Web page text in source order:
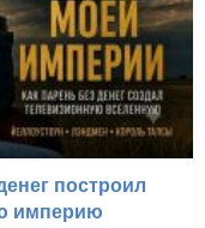
построил
империю